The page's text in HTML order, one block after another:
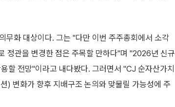
화 대상이다. 그는 "다만 이번 주주총회에서 소각
정관을 변경한 점은 주목할 만하다"며 "2026년 신규
할 전망"이라고 내다봤다. 그러면서 "CJ 순자산가치
) 변화가 향후 지배구조 논의와 맞물릴 가능성에 주